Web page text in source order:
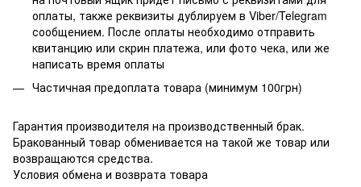
оплаты, также реквизиты дублируем в Viber/Telegram
сообщением. После оплаты необходимо отправить
квитанцию или скрин платежа, или фото чека, или же
написать время оплаты
Частичная предоплата товара (минимум 100грн)
Гарантия производителя на производственный брак.
Бракованный товар обменивается на такой же товар или
возвращаются средства.
Условия обмена и возврата товара